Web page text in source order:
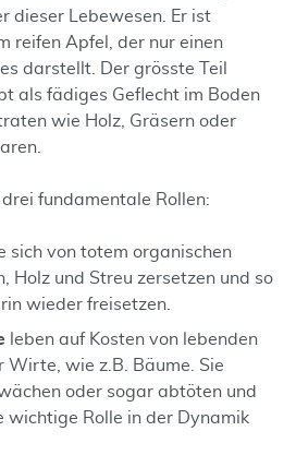
dieser Lebewesen. Er ist
reifen Apfel, der nur einen
darstellt. Der grösste Teil
als fädiges Geflecht im Boden
wie Holz, Gräsern oder
fundamentale Rollen:
sich von totem organischen
Holz und Streu zersetzen und so
wieder freisetzen.
leben auf Kosten von lebenden
Wirte, wie z.B. Bäume. Sie
oder sogar abtöten und
wichtige Rolle in der Dynamik